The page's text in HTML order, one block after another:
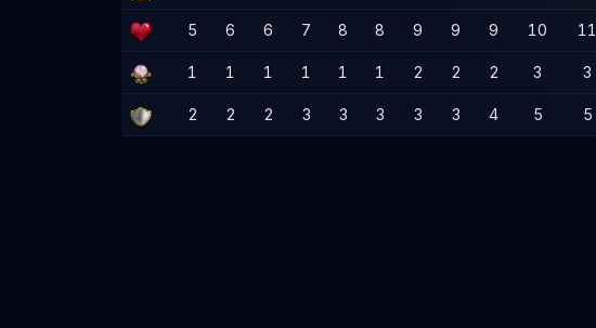
5 6 6 7 8 8 9 9 9 10 11
1 1 1 1 1 1 2 2 2 3 3
2 2 2 3 3 3 3 3 4 5 5